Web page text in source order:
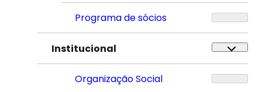
Programa de sócios
Institucional
Organização Social